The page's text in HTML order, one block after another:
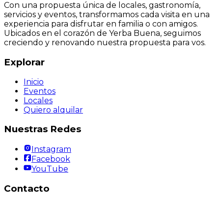
Con una propuesta única de locales, gastronomía,
servicios y eventos, transformamos cada visita en una
experiencia para disfrutar en familia o con amigos.
Ubicados en el corazón de Yerba Buena, seguimos
creciendo y renovando nuestra propuesta para vos.
Explorar
Inicio
Eventos
Locales
Quiero alquilar
Nuestras Redes
Instagram
Facebook
YouTube
Contacto